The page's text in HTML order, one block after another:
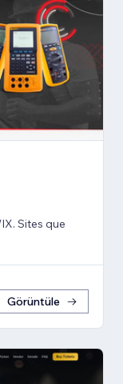
Sites que
Görüntüle